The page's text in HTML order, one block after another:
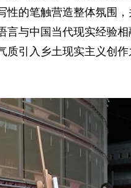
的笔触营造整体氛围
言与中国当代现实经验
质引入乡土现实主义创